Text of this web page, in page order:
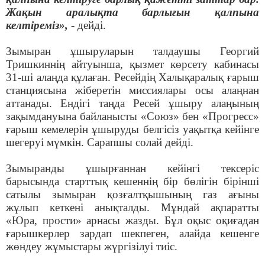
Жақын аралықта барлығын қалпына
келтіреміз», - дейді.
Зымыран ұшыруларын талдаушы Георгий
Тришкиннің айтуынша, қызмет көрсету кабинасы
31-ші алаңда құлаған. Ресейдің Халықаралық ғарыш
станциясына жіберетін миссиялары осы алаңнан
аттанады. Ендігі таңда Ресей ұшыру алаңының
зақымдануына байланысты «Союз» бен «Прогресс»
ғарыш кемелерін ұшыруды белгісіз уақытқа кейінге
шегеруі мүмкін. Сарапшы солай дейді.
Зымыранды ұшырғаннан кейінгі тексеріс
барысында старттық кешеннің бір бөлігін бірінші
сатылы зымыран қозғалтқышының газ ағыны
жұлып кеткені анықталды. Мұндай ақпаратты
«Юра, прости» арнасы жазды. Бұл оқыс оқиғадан
ғарышкерлер зардап шекпеген, алайда кешенге
жөндеу жұмыстары жүргізілуі тиіс.